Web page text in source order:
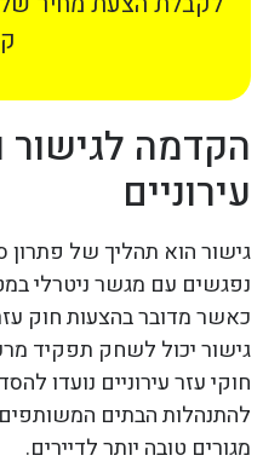
הקדמה לגישור
עירוניים
גישור הוא תהליך של פתרון
נפגשים עם מגשר ניטרלי
כאשר מדובר בהצעות חוק
גישור יכול לשחק תפקיד
חוקי עזר עירוניים נועדו
להתנהלות הבתים המשותפים,
מגורים טובה יותר לדיירים.